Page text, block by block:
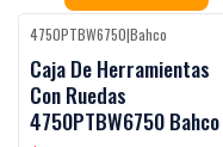
-43%OFF Black Week
4750PTBW6750|Bahco
Caja De Herramientas
Con Ruedas
4750PTBW6750 Bahco